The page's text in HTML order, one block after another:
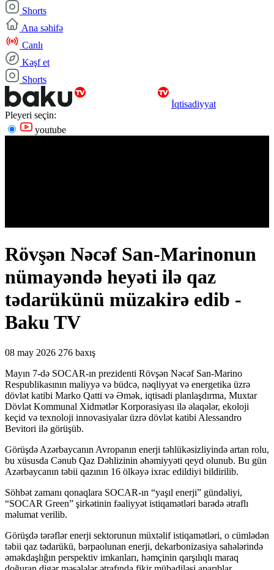
Shorts
Ana səhifə
Canlı
Kəşf et
Shorts
İqtisadiyyat
Pleyeri seçin:
youtube
Rövşən Nəcəf San-Marinonun
nümayəndə heyəti ilə qaz
tədarükünü müzakirə edib -
Baku TV
08 may 2026 276 baxış
Mayın 7-də SOCAR-ın prezidenti Rövşən Nəcəf San-Marino
Respublikasının maliyyə və büdcə, nəqliyyat və energetika üzrə
dövlət katibi Marko Qatti və Əmək, iqtisadi planlaşdırma, Muxtar
Dövlət Kommunal Xidmətlər Korporasiyası ilə əlaqələr, ekoloji
keçid və texnoloji innovasiyalar üzrə dövlət katibi Alessandro
Bevitori ilə görüşüb.
Görüşdə Azərbaycanın Avropanın enerji təhlükəsizliyində artan rolu,
bu xüsusda Cənub Qaz Dəhlizinin əhəmiyyəti qeyd olunub. Bu gün
Azərbaycanın təbii qazının 16 ölkəyə ixrac edildiyi bildirilib.
Söhbət zamanı qonaqlara SOCAR-ın “yaşıl enerji” gündəliyi,
“SOCAR Green” şirkətinin fəaliyyət istiqamətləri barədə ətraflı
məlumat verilib.
Görüşdə tərəflər enerji sektorunun müxtəlif istiqamətləri, o cümlədən
təbii qaz tədarükü, bərpaolunan enerji, dekarbonizasiya sahələrində
əməkdaşlığın perspektiv imkanları, həmçinin qarşılıqlı maraq